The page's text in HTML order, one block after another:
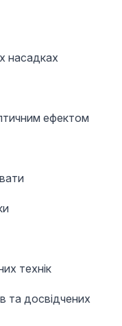
насадках
ефектом
технік
та досвідчених